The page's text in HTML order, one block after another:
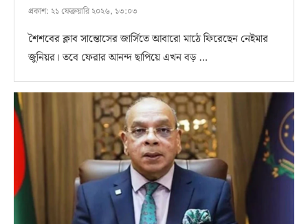
প্রকাশ: ২১ ফেব্রুয়ারি ২০২৬, ১৩:০৩
শৈশবের ক্লাব সান্তোসের জার্সিতে আবারো মাঠে ফিরেছেন নেইমার
জুনিয়র। তবে ফেরার আনন্দ ছাপিয়ে এখন বড় …